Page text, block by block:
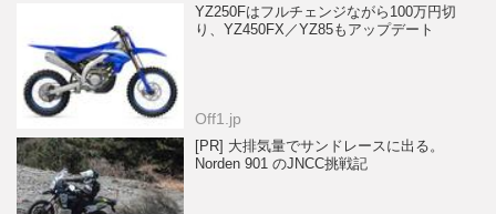
YZ250Fはフルチェンジながら100万円切
り、YZ450FX／YZ85もアップデート
Off1.jp
[PR] 大排気量でサンドレースに出る。
Norden 901 のJNCC挑戦記